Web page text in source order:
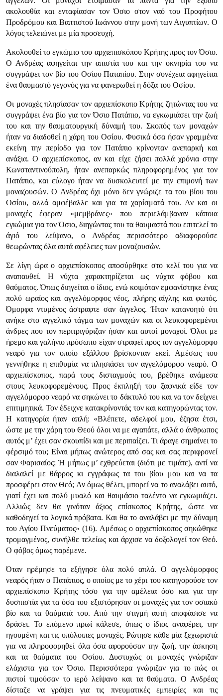
ακολουθία και ενταφίασαν τον Όσιο στον ναό του Προφήτου
Προδρόμου και Βαπτιστού Ιωάννου στην μονή των Αιγυπτίων. Ο
λόγος τελειώνει με μία προσευχή.
Ακολουθεί το εγκώμιο του αρχιεπισκόπου Κρήτης προς τον Όσιο.
Ο Ανδρέας αφηγείται την απιστία του και την οκνηρία του να
συγγράψει τον βίο του Οσίου Παταπίου. Στην συνέχεια αφηγείται
ένα θαυμαστό γεγονός για να φανερωθεί η δόξα του Οσίου.
Οι μοναχές πλησίασαν τον αρχιεπίσκοπο Κρήτης ζητώντας του να
συγγράψει ένα βίο για τον Όσιο Πατάπιο, να εγκωμιάσει την ζωή
του και την θαυματουργική δύναμή του. Σκοπός των μοναχών
ήταν να διαδοθεί η χάρη του Οσίου. Φυσικά όσα ήσαν γραμμένα
εκείνη την περίοδο για τον Πατάπιο κρίνονταν ανεπαρκή και
ανάξια. Ο αρχιεπίσκοπος, αν και είχε ζήσει πολλά χρόνια στην
Κωνσταντινούπολη, ήταν ανεπαρκώς πληροφορημένος για τον
Πατάπιο, και εύλογο ήταν να δυσκολευτεί με την επιμονή των
μοναζουσών. Ο Ανδρέας όχι μόνο δεν γνώριζε τα του βίου του
Οσίου, αλλά αμφέβαλλε και για τα χαρίσματά του. Αν και οι
μοναχές έφεραν «μεμβράνες» που περιελάμβαναν κάποια
εγκώμια για τον Όσιο, διηγώντας του τα θαυμαστά που επιτελεί το
άγιό του λείψανο, ο Ανδρέας περισσότερο αδιαφορούσε
θεωρώντας όλα αυτά αφέλειες των μοναζουσών.
Σε λίγη ώρα ο αρχιεπίσκοπος αποσύρθηκε στο κελί του για να
αναπαυθεί. Η νύχτα χαρακτηρίζεται ως νύχτα φόβου και
θαύματος. Όπως διηγείται ο ίδιος, ενώ κοιμόταν εμφανίστηκε ένας
πολύ ωραίος και αγγελόμορφος νέος, πλήρης αίγλης και φωτός.
Όμορφα ντυμένος άστραφτε σαν άγγελος. Ήταν κατανοητό ότι
ανήκε στο αγγελικό τάγμα των μοναχών και οι λευκοφορεμένοι
άνδρες που τον περιτριγύριζαν ήσαν και αυτοί μοναχοί. Όλοι με
ήρεμο και γαλήνιο πρόσωπο είχαν στραφεί προς τον αγγελόμορφο
νεαρό για τον οποίο εξάλλου βρίσκονταν εκεί. Αμέσως του
γεννήθηκε η επιθυμία να πλησιάσει τον αγγελόμορφο νεαρό. Ο
αρχιεπίσκοπος, παρά τους δισταγμούς του, βρέθηκε ανάμεσα
στους λευκοφορεμένους. Προς έκπληξή του ξαφνικά είδε τον
αγγελόμορφο νεαρό να σηκώνει το δάκτυλό του και να τον δείχνει
επιτιμητικά. Τον έδειχνε κατακρίνοντάς τον και κατηγορώντας τον.
Η κατηγορία ήταν απλή: «Βλέπετε, αδελφοί μου, έζησα έτσι,
ώστε με την χάρη του Θεού όλοι να με αγαπάτε, αλλά ο άνθρωπος
αυτός μ’ έχει σαν σκουπίδι και με περιπαίζει. Τι άραγε σημαίνει το
φέρσιμό του; Είναι μήπως ανώτερος από σας και σας περιφρονεί
σαν Φαρισαίος; Ή μήπως μ’ εχθρεύεται (διότι με τιμάτε), αντί να
διαλαλεί με θάρρος κι εγγράφως τα του βίου μου και να τα
προσφέρει στον Θεό; Αν όμως θέλει, μπορεί να το αναλάβει αυτό,
γιατί έχει και πολύ μυαλό και θαυμάσιο ταλέντο να εγκωμιάζει.
Αλλιώς δεν θα γινόταν άξιος επίσκοπος Κρήτης, ώστε να
καθοδηγεί τα λογικά πρόβατα. Και θα το αναλάβει με την δύναμη
του Αγίου Πνεύματος» (16). Αμέσως ο αρχιεπίσκοπος σηκώθηκε
τρομαγμένος, συνήλθε τελείως και άρχισε να δοξολογεί τον Θεό.
Ο φόβος όμως παρέμενε.
Όταν ηρέμησε τα εξήγησε όλα πολύ απλά. Ο αγγελόμορφος
νεαρός ήταν ο Πατάπιος, ο οποίος με το χέρι του κατηγορούσε τον
αρχιεπίσκοπο Κρήτης τόσο για την αμέλεια όσο και για την
δυσπιστία για τα όσα του εξιστόρησαν οι μοναχές για τον οσιακό
βίο και τα θαύματά του. Από την στιγμή αυτή αποφάσισε να
δράσει. Το επόμενο πρωί κάλεσε, όπως ο ίδιος αναφέρει, την
ηγουμένη και τις υπόλοιπες μοναχές. Ρώτησε κάθε μία ξεχωριστά
για να πληροφορηθεί όλα όσα αφορούσαν την ζωή, την άσκηση
και τα θαύματα του Οσίου. Δυστυχώς οι μοναχές γνώριζαν
ελάχιστα για τον Όσιο. Περισσότερα γνώριζαν για το πώς οι
πιστοί τιμούσαν το ιερό λείψανο και τα θαύματα. Ο Ανδρέας
δίσταζε να γράψει για τις πνευματικές εμπειρίες και τις